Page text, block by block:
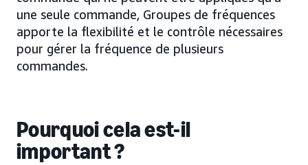
une seule commande, Groupes de fréquences
apporte la flexibilité et le contrôle nécessaires
pour gérer la fréquence de plusieurs
commandes.
Pourquoi cela est-il
important ?